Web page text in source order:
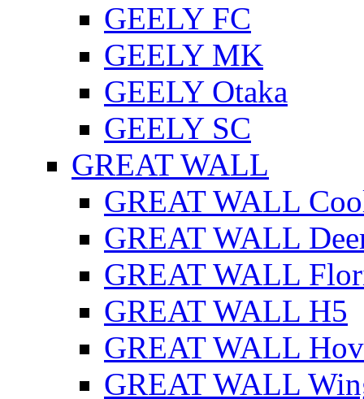
GEELY FC
GEELY MK
GEELY Otaka
GEELY SC
GREAT WALL
GREAT WALL
GREAT WALL
GREAT WALL
GREAT WALL H5
GREAT WALL
GREAT WALL